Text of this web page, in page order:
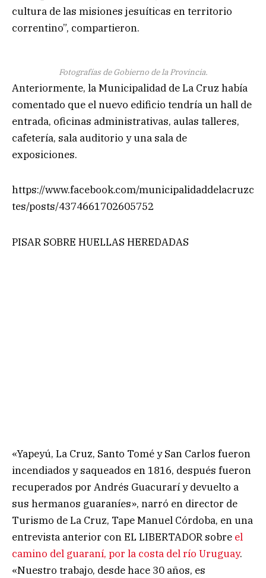
cultura de las misiones jesuíticas en territorio
correntino”, compartieron.
Fotografías de Gobierno de la Provincia.
Anteriormente, la Municipalidad de La Cruz había
comentado que el nuevo edificio tendría un hall de
entrada, oficinas administrativas, aulas talleres,
cafetería, sala auditorio y una sala de
exposiciones.
https://www.facebook.com/municipalidaddelacruzc
tes/posts/4374661702605752
PISAR SOBRE HUELLAS HEREDADAS
«Yapeyú, La Cruz, Santo Tomé y San Carlos fueron
incendiados y saqueados en 1816, después fueron
recuperados por Andrés Guacurarí y devuelto a
sus hermanos guaraníes», narró en director de
Turismo de La Cruz, Tape Manuel Córdoba, en una
entrevista anterior con EL LIBERTADOR sobre el
camino del guaraní, por la costa del río Uruguay.
«Nuestro trabajo, desde hace 30 años, es